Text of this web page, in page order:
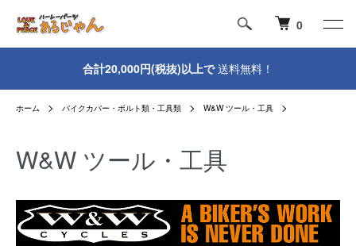
0
合計20,000円(税抜)以上で送料無料！
ホーム バイクカバー・ボルト類・工具類 W&W ツール・工具
W&W ツール・工具